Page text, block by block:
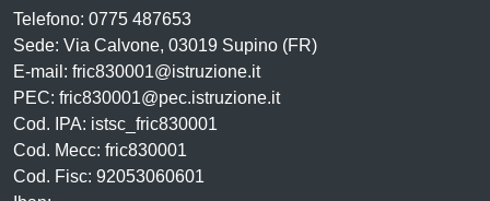
Telefono: 0775 487653
Sede: Via Calvone, 03019 Supino (FR)
E-mail: fric830001@istruzione.it
PEC: fric830001@pec.istruzione.it
Cod. IPA: istsc_fric830001
Cod. Mecc: fric830001
Cod. Fisc: 92053060601